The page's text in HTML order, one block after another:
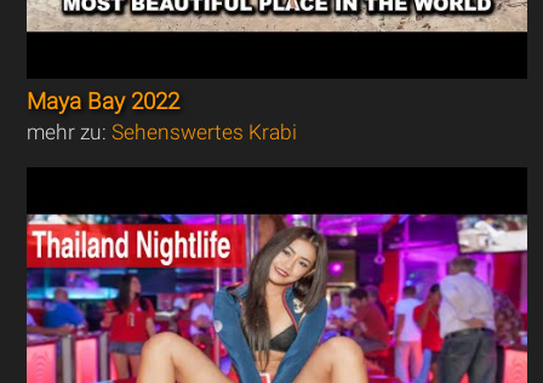
Maya Bay 2022
mehr zu:Sehenswertes Krabi